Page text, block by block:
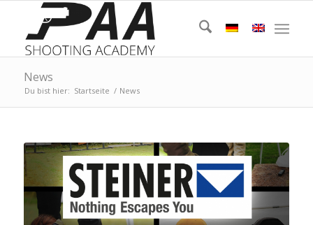
News
Du bist hier: Startseite / News